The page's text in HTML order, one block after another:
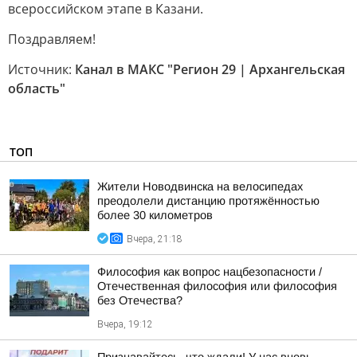
всероссийском этапе в Казани.
Поздравляем!
Источник: Канал в МАКС "Регион 29 | Архангельская
область"
ТОП
Жители Новодвинска на велосипедах
преодолели дистанцию протяжённостью
более 30 километров
Вчера, 21:18
Философия как вопрос нацбезопасности /
Отечественная философия или философия
без Отечества?
Вчера, 19:12